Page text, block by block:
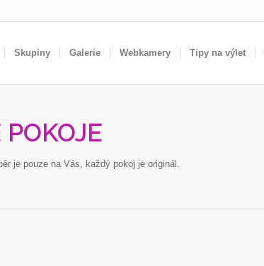
Skupiny Galerie Webkamery Tipy na výlet
je pouze na Vás, každý pokoj je originál.